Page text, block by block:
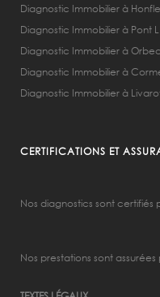
Diagnostic Immobilier à
Diagnostic Immobilier à Pont
Diagnostic Immobilier à Orbec
Diagnostic Immobilier à
Diagnostic Immobilier à
CERTIFICATIONS ET
Nos diagnostics sont certifiés
Nos prestations sont assurées